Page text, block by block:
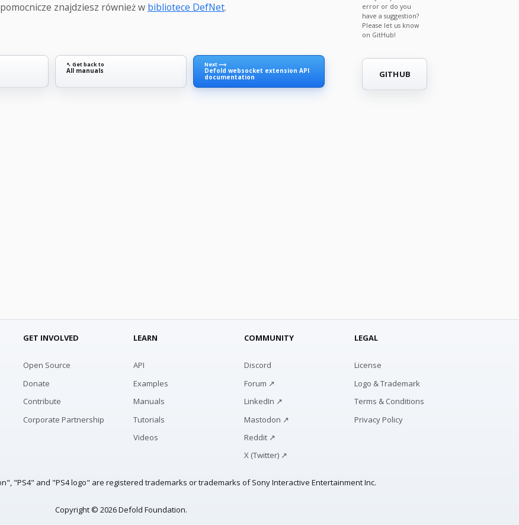
pomocnicze znajdziesz również w bibliotece DefNet.
↖ Get back to
All manuals
Next ⟶
Defold websocket extension API
documentation
error or do you
have a suggestion?
Please let us know
on GitHub!
GITHUB
GET INVOLVED
Open Source
Donate
Contribute
Corporate Partnership
LEARN
API
Examples
Manuals
Tutorials
Videos
COMMUNITY
Discord
Forum ↗
LinkedIn ↗
Mastodon ↗
Reddit ↗
X (Twitter) ↗
LEGAL
License
Logo & Trademark
Terms & Conditions
Privacy Policy
"PS4" and "PS4 logo" are registered trademarks or trademarks of Sony Interactive Entertainment Inc.
Copyright © 2026 Defold Foundation.